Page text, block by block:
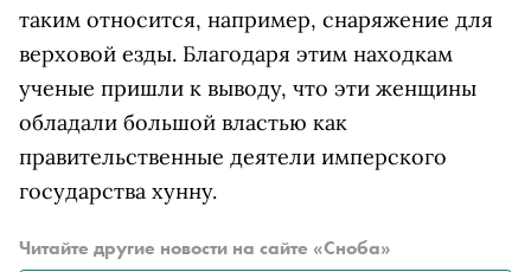
таким относится, например, снаряжение для
верховой езды. Благодаря этим находкам
ученые пришли к выводу, что эти женщины
обладали большой властью как
правительственные деятели имперского
государства хунну.
Читайте другие новости на сайте «Сноба»